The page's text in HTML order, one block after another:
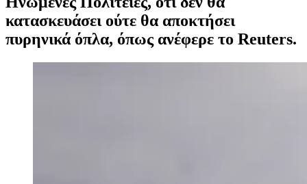
κατασκευάσει ούτε θα αποκτήσει
πυρηνικά όπλα, όπως ανέφερε το Reuters.